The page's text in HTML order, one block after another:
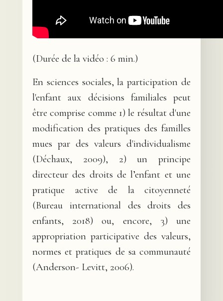
(Durée de la vidéo : 6 min.)
En sciences sociales, la participation de
l'enfant aux décisions familiales peut
être comprise comme 1) le résultat d'une
modification des pratiques des familles
mues par des valeurs d'individualisme
(Déchaux, 2009), 2) un principe
directeur des droits de l’enfant et une
pratique active de la citoyenneté
(Bureau international des droits des
enfants, 2018) ou, encore, 3) une
appropriation participative des valeurs,
normes et pratiques de sa communauté
(Anderson- Levitt, 2006).